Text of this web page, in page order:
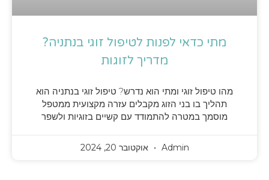
מתי כדאי לפנות לטיפול זוגי בנתניה?
מדריך לזוגות
מהו טיפול זוגי ומתי הוא נדרש? טיפול זוגי בנתניה הוא
תהליך בו בני הזוג מקבלים עזרה מקצועית ממטפל
מוסמך במטרה להתמודד עם קשיים בזוגיות ולשפר
Admin אוקטובר 20, 2024